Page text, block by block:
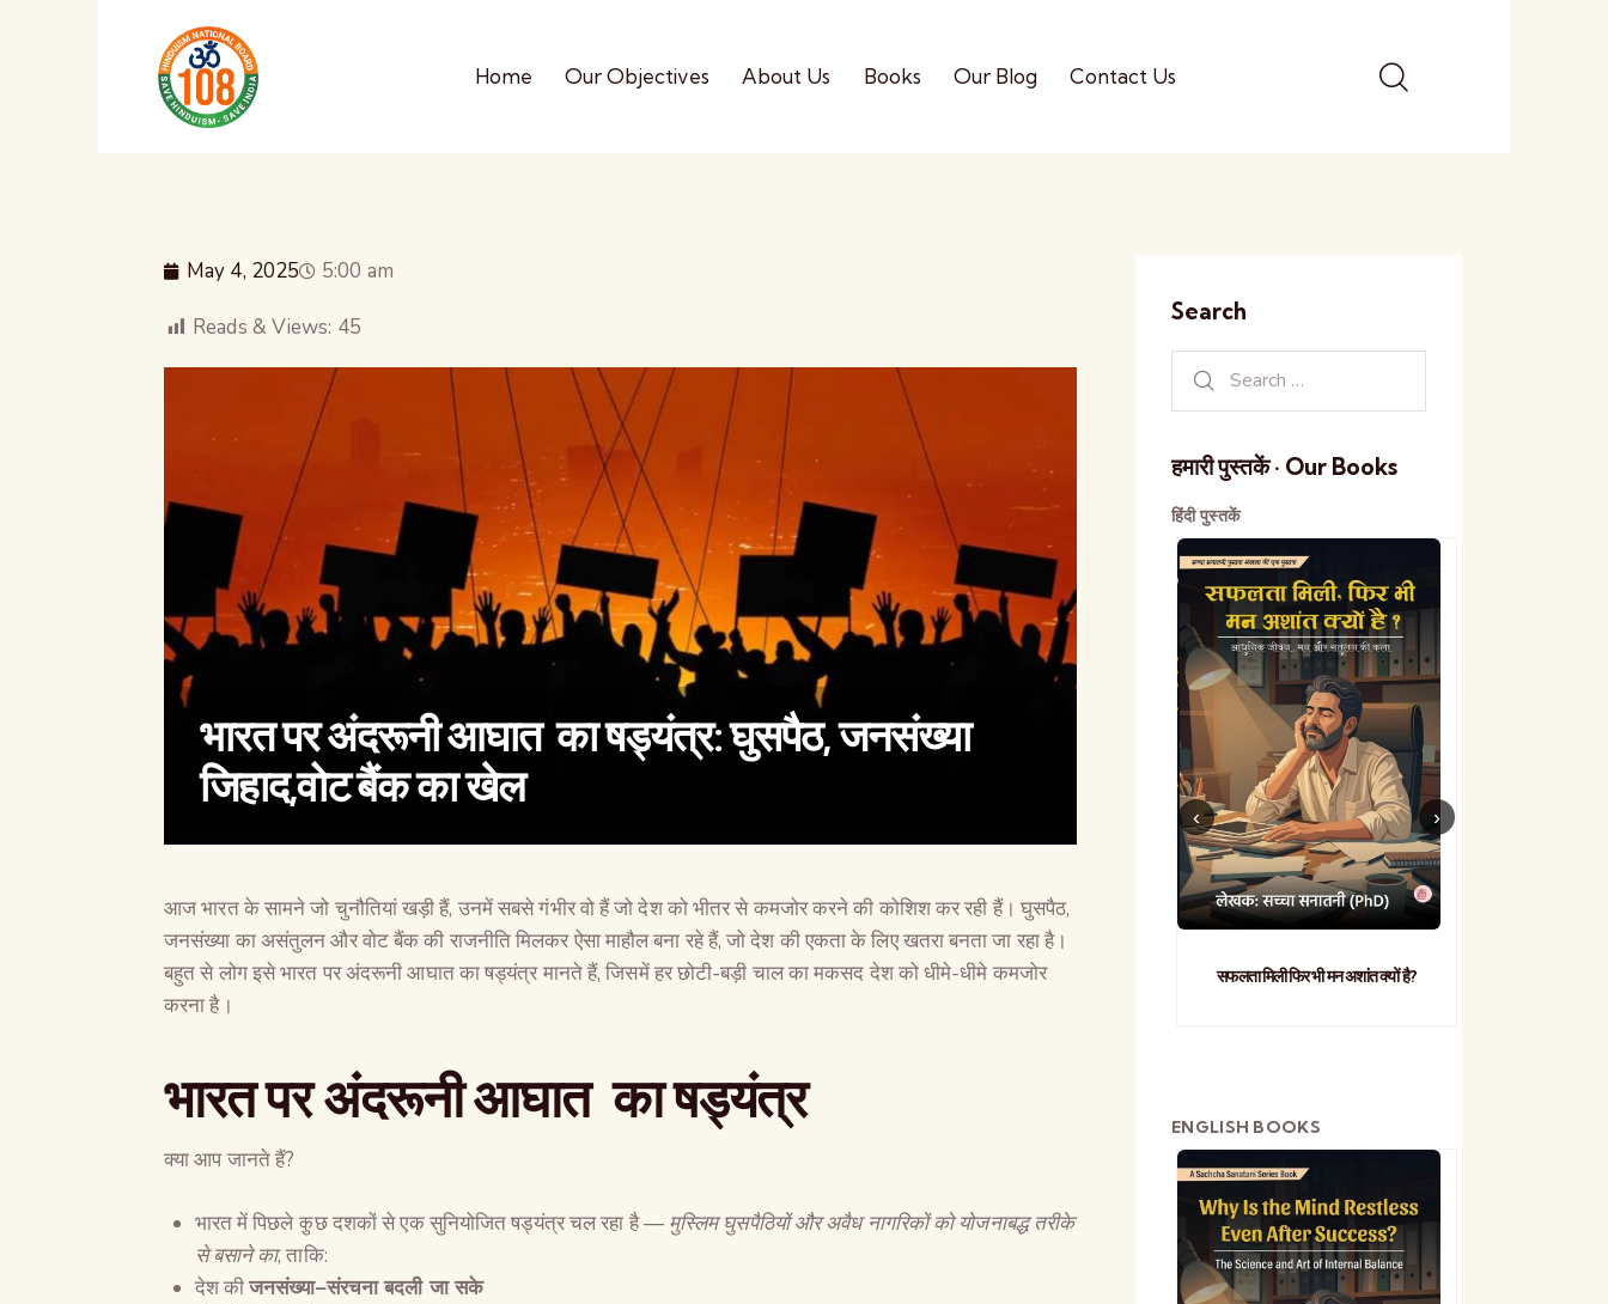
Home Our Objectives About Us Books Our Blog Contact Us
May 4, 2025 5:00 am
Reads & Views: 45
भारत पर अंदरूनी आघात का षड्यंत्र: घुसपैठ, जनसंख्या
जिहाद,वोट बैंक का खेल
आज भारत के सामने जो चुनौतियां खड़ी हैं, उनमें सबसे गंभीर वो हैं जो देश को भीतर से कमजोर करने की कोशिश कर रही हैं। घुसपैठ,
जनसंख्या का असंतुलन और वोट बैंक की राजनीति मिलकर ऐसा माहौल बना रहे हैं, जो देश की एकता के लिए खतरा बनता जा रहा है।
बहुत से लोग इसे भारत पर अंदरूनी आघात का षड्यंत्र मानते हैं, जिसमें हर छोटी-बड़ी चाल का मकसद देश को धीमे-धीमे कमजोर
करना है।
भारत पर अंदरूनी आघात का षड्यंत्र
क्या आप जानते हैं?
भारत में पिछले कुछ दशकों से एक सुनियोजित षड्यंत्र चल रहा है — मुस्लिम घुसपैठियों और अवैध नागरिकों को योजनाबद्ध तरीके
से बसाने का, ताकि:
देश कीजनसंख्या–संरचना बदली जा सके
Search
हमारी पुस्तकें · Our Books
हिंदी पुस्तकें
वैश्विक कुरुक्षेत्र
सफलता मिली फिर भी मन अशांत क्यों है?
ENGLISH BOOKS